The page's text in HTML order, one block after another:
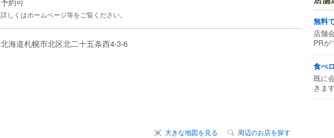
詳しくはホームページ等をご覧ください。
北海道札幌市北区北二十五条西4-3-6
大きな地図を見る 周辺のお店を探す
無料
店舗
PRが
食べ
既に
きます